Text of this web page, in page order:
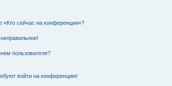
«Кто сейчас на конференции»?
пользователя?
войти на конференцию!